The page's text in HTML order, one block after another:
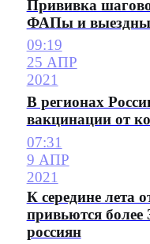
Прививка
ФАПы и
09:19
25 АПР
2021
В регионах
вакцинации от
07:31
9 АПР
2021
К середине лета
привьются
россиян